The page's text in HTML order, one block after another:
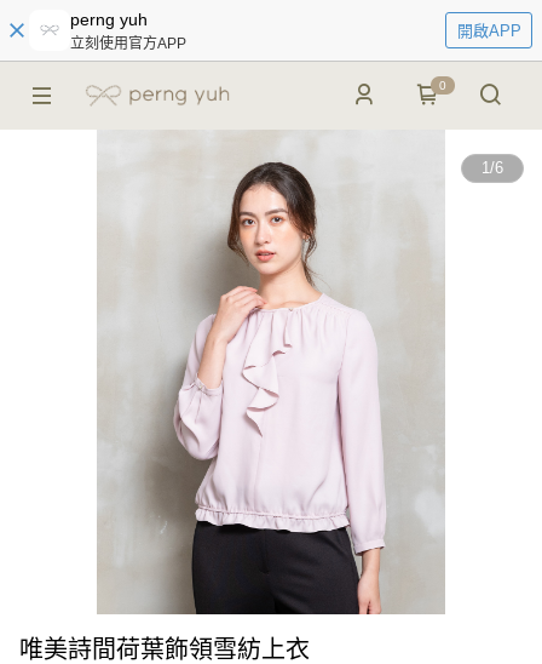
perng yuh
立刻使用官方APP
開啟APP
0
1/6
唯美詩間荷葉飾領雪紡上衣